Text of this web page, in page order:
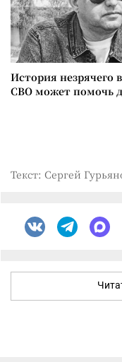
История незрячего
СВО может помочь
Текст: Сергей